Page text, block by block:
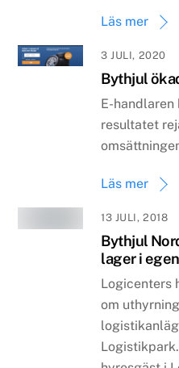
Läs mer
3 JULI, 2020
Bythjul
E-
resultatet
Läs mer
13 JULI, 2018
Bythjul
lager i
Logicenters
om